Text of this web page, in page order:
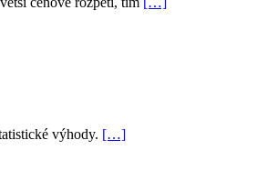
výhody. […]